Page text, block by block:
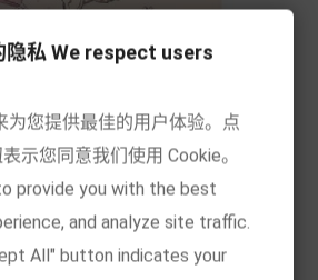
隐私 We respect users
为您提供最佳的用户体验。点
示您同意我们使用 Cookie。
provide you with the best
and analyze site traffic.
All" button indicates your